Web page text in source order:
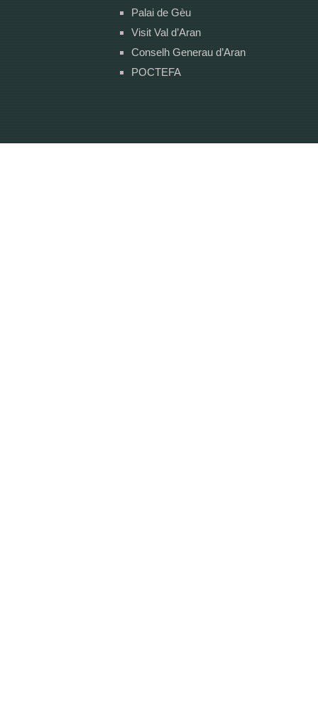
Palai de Gèu
Visit Val d’Aran
Conselh Generau d’Aran
POCTEFA